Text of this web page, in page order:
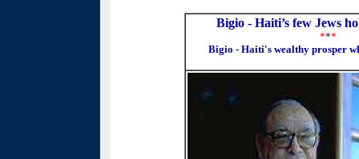
Bigio - Haiti’s few Jews
***
Bigio - Haiti's wealthy prosper